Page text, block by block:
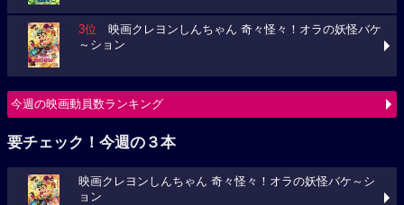
3位 映画クレヨンしんちゃん 奇々怪々！オラの妖怪バケ
～ション
今週の映画動員数ランキング
要チェック！今週の３本
映画クレヨンしんちゃん 奇々怪々！オラの妖怪バケ～シ
ョン